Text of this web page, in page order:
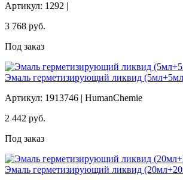
Артикул: 1292 |
3 768 руб.
Под заказ
Эмаль герметизирующий ликвид
Артикул: 1913746 | HumanChemie
2 442 руб.
Под заказ
Эмаль герметизирующий ликвид